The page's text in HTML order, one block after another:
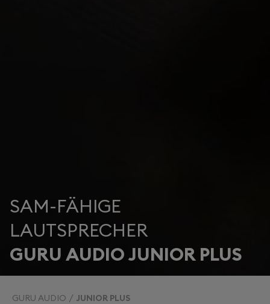
SAM-FÄHIGE
LAUTSPRECHER
GURU AUDIO JUNIOR PLUS
GURU AUDIO JUNIOR PLUS